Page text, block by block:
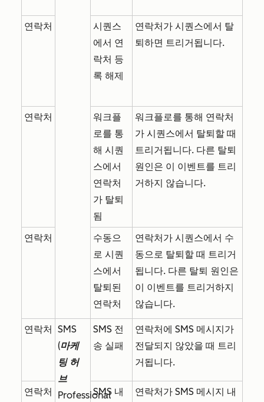
연락처
시퀀스
에서 연
락처 등
록 해제
연락처가 시퀀스에서 탈
퇴하면 트리거됩니다.
연락처
워크플
로를 통
해 시퀀
스에서
연락처
가 탈퇴
됨
워크플로를 통해 연락처
가 시퀀스에서 탈퇴할 때
트리거됩니다. 다른 탈퇴
원인은 이 이벤트를 트리
거하지 않습니다.
연락처
수동으
로 시퀀
스에서
탈퇴된
연락처
연락처가 시퀀스에서 수
동으로 탈퇴할 때 트리거
됩니다. 다른 탈퇴 원인은
이 이벤트를 트리거하지
않습니다.
연락처
SMS
(마케
팅 허
브
Professional
SMS 전
송 실패
연락처에 SMS 메시지가
전달되지 않았을 때 트리
거됩니다.
연락처
SMS 내
연락처가 SMS 메시지 내